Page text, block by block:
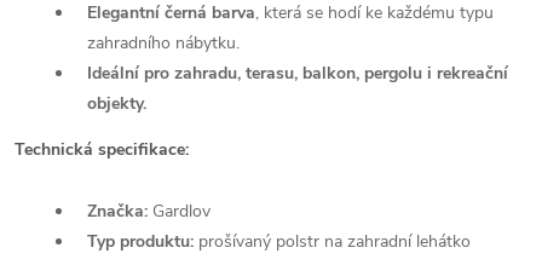
Elegantní černá barva, která se hodí ke každému typu
zahradního nábytku.
Ideální pro zahradu, terasu, balkon, pergolu i rekreační
objekty.
Technická specifikace:
Značka: Gardlov
Typ produktu: prošívaný polstr na zahradní lehátko